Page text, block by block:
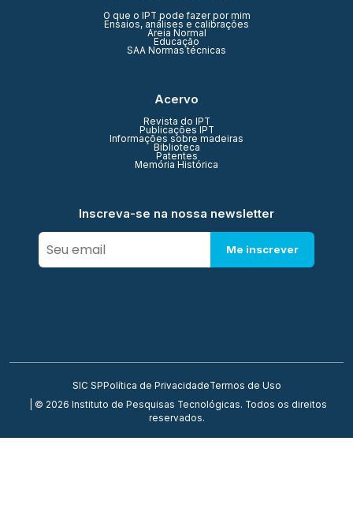
O que o IPT pode fazer por mim
Ensaios, análises e calibrações
Areia Normal
Educação
SAA Normas técnicas
Acervo
Revista do IPT
Publicações IPT
Informações sobre madeiras
Biblioteca
Patentes
Memória Histórica
Inscreva-se na nossa newsletter
Me inscrever
SIC SP Política de PrivacidadeTermos de Uso
| © 2026 Instituto de Pesquisas Tecnológicas. Todos os direitos
reservados.